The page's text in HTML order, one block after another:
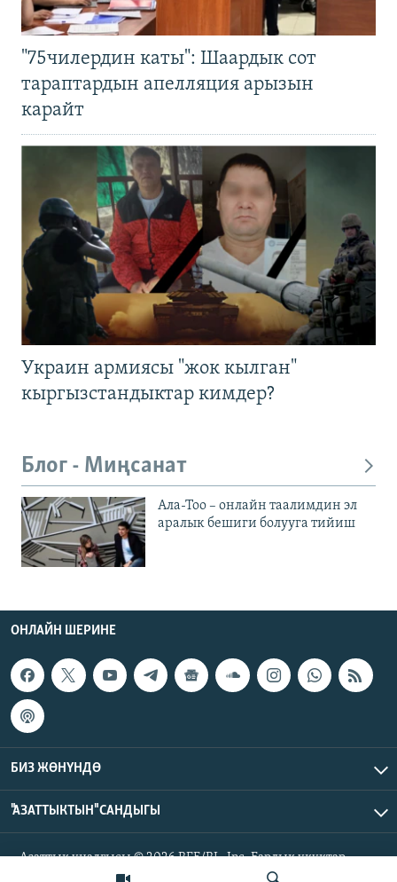
"75чилердин каты": Шаардык сот
тараптардын апелляция арызын
карайт
Украин армиясы "жок кылган"
кыргызстандыктар кимдер?
Блог - Миңсанат
Ала-Тоо – онлайн таалимдин эл
аралык бешиги болууга тийиш
ОНЛАЙН ШЕРИНЕ
БИЗ ЖӨНҮНДӨ
"АЗАТТЫКТЫН" САНДЫГЫ
Азаттык үналгысы © 2026 RFE/RL, Inc. Бардык укуктар